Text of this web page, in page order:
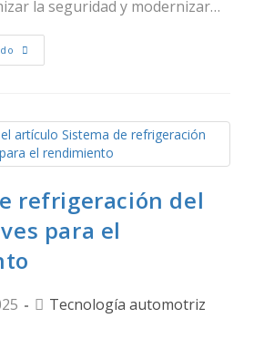
la seguridad y modernizar…
refrigeración del
para el
Tecnología automotriz